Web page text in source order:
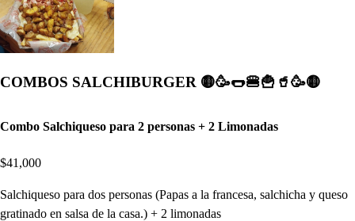
COMBOS SALCHIBURGER 🟡🥳🌭🍔🍟🥤🥳🟡
Combo Salchiqueso para 2 personas + 2 Limonadas
$41,000
Salchiqueso para dos personas (Papas a la francesa, salchicha y queso
gratinado en salsa de la casa.) + 2 limonadas